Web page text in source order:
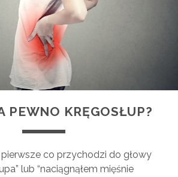
PEWNO KRĘGOSŁUP?
co przychodzi do głowy
lub “naciągnąłem mięśnie